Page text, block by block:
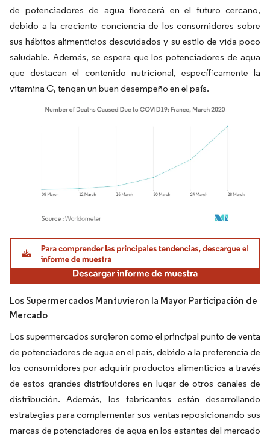
de potenciadores de agua florecerá en el futuro cercano,
debido a la creciente conciencia de los consumidores sobre
sus hábitos alimenticios descuidados y su estilo de vida poco
saludable. Además, se espera que los potenciadores de agua
que destacan el contenido nutricional, específicamente la
vitamina C, tengan un buen desempeño en el país.
Imagen © Mordor Intelligence. El uso requiere atribución según CC BY 4.0.
Los Supermercados Mantuvieron la Mayor Participación de
Mercado
Los supermercados surgieron como el principal punto de venta
de potenciadores de agua en el país, debido a la preferencia de
los consumidores por adquirir productos alimenticios a través
de estos grandes distribuidores en lugar de otros canales de
distribución. Además, los fabricantes están desarrollando
estrategias para complementar sus ventas reposicionando sus
marcas de potenciadores de agua en los estantes del mercado